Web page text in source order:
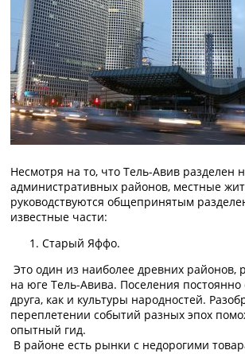
Несмотря на то, что Тель-Авив разделен
административных районов, местные
руководствуются общепринятым
известные части:
Старый Яффо.
Это один из наиболее древних районов,
на юге Тель-Авива. Поселения постоянно
друга, как и культуры народностей.
переплетении событий разных эпох
опытный гид.
В районе есть рынки с недорогими